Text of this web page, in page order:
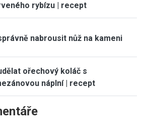
rybízu | recept
nabrousit nůž na kameni
ořechový koláč s
náplní | recept